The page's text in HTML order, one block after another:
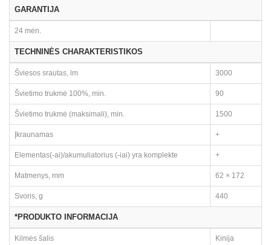
GARANTIJA
24 mėn.
TECHNINĖS CHARAKTERISTIKOS
Šviesos srautas, lm 3000
Švietimo trukmė 100%, min. 90
Švietimo trukmė (maksimali), min. 1500
Įkraunamas +
Elementas(-ai)/akumuliatorius (-iai) yra komplekte +
Matmenys, mm 62 × 172
Svoris, g 440
*PRODUKTO INFORMACIJA
Kilmės šalis Kinija